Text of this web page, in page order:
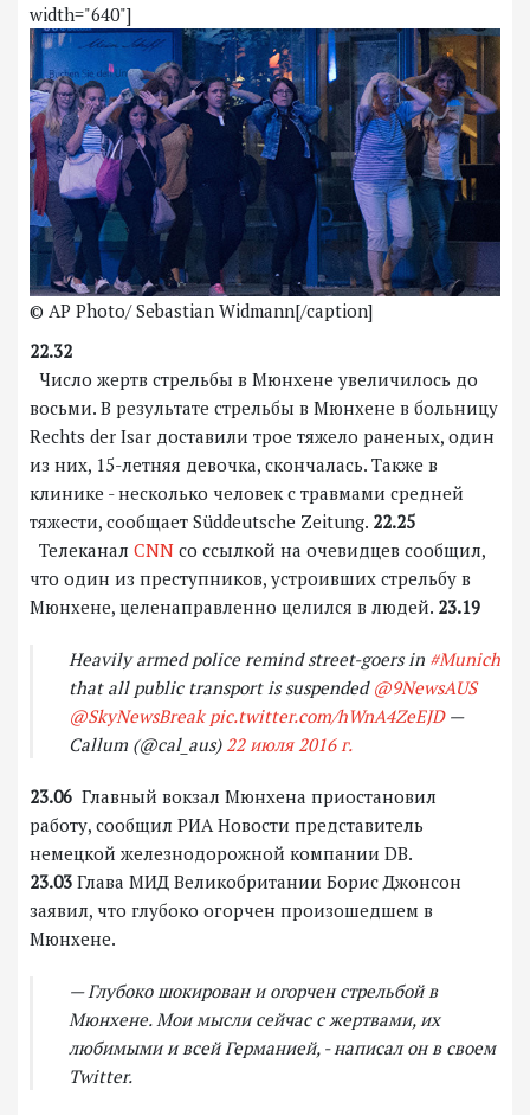
width="640"]
© AP Photo/ Sebastian Widmann[/caption]
22.32
Число жертв стрельбы в Мюнхене увеличилось до
восьми. В результате стрельбы в Мюнхене в больницу
Rechts der Isar доставили трое тяжело раненых, один
из них, 15-летняя девочка, скончалась. Также в
клинике - несколько человек с травмами средней
тяжести, сообщает Süddeutsche Zeitung. 22.25
Телеканал CNN со ссылкой на очевидцев сообщил,
что один из преступников, устроивших стрельбу в
Мюнхене, целенаправленно целился в людей. 23.19
Heavily armed police remind street-goers in #Munich
that all public transport is suspended @9NewsAUS
@SkyNewsBreak pic.twitter.com/hWnA4ZeEJD—
Callum (@cal_aus)22 июля 2016 г.
23.06 Главный вокзал Мюнхена приостановил
работу, сообщил РИА Новости представитель
немецкой железнодорожной компании DB.
23.03 Глава МИД Великобритании Борис Джонсон
заявил, что глубоко огорчен произошедшем в
Мюнхене.
— Глубоко шокирован и огорчен стрельбой в
Мюнхене. Мои мысли сейчас с жертвами, их
любимыми и всей Германией, - написал он в своем
Twitter.